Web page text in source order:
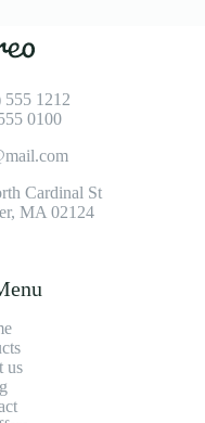
555 1212
0100
Cardinal St.
MA 02124
us